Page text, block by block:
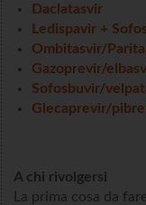
Daclatasvir
Ledispavir +
Ombitasvir/
Gazoprevir/
Sofosbuvir/
Glecaprevir/
A chi rivolgersi
La prima cosa da